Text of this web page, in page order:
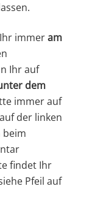
immeram
Ihr auf
dem
immer auf
der linken
beim
findet Ihr
Pfeil auf